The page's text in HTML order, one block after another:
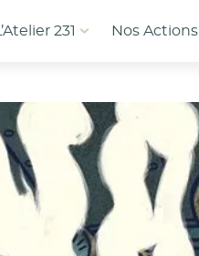
L’Atelier 231 Nos Actions